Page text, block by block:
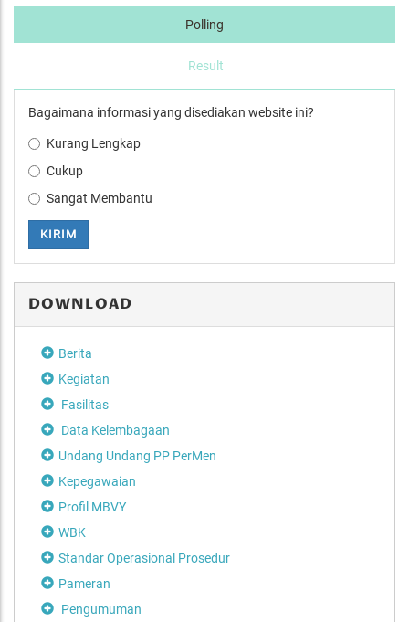
Polling
Result
Bagaimana informasi yang disediakan website ini?
Kurang Lengkap
Cukup
Sangat Membantu
KIRIM
DOWNLOAD
Berita
Kegiatan
Fasilitas
Data Kelembagaan
Undang Undang PP PerMen
Kepegawaian
Profil MBVY
WBK
Standar Operasional Prosedur
Pameran
Pengumuman